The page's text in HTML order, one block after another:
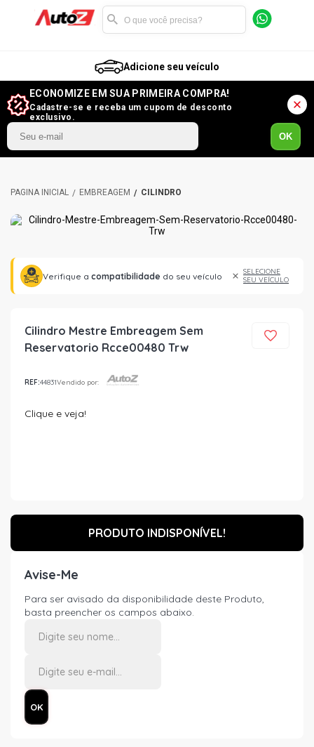
Adicione seu veículo
ECONOMIZE EM SUA PRIMEIRA COMPRA!
Cadastre-se e receba um cupom de desconto
exclusivo.
OK
EMBREAGEM CILINDRO
Verifique a compatibilidade do seu veículo
SELECIONE
SEU VEÍCULO
Cilindro Mestre Embreagem Sem
Reservatorio Rcce00480 Trw
REF:44831Vendido por:
Clique e veja!
PRODUTO INDISPONÍVEL!
Avise-Me
Para ser avisado da disponibilidade deste Produto,
basta preencher os campos abaixo.